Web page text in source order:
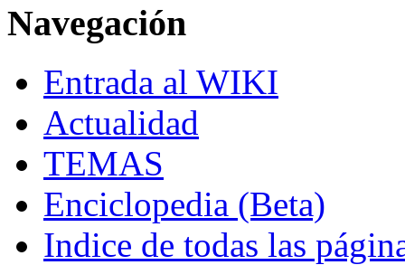
Navegación
Entrada al WIKI
Actualidad
TEMAS
Enciclopedia (Beta)
Indice de todas las